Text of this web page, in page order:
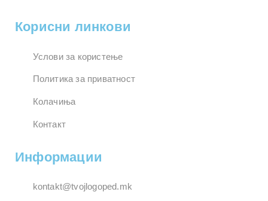
Корисни линкови
Услови за користење
Политика за приватност
Колачиња
Контакт
Информации
kontakt@tvojlogoped.mk